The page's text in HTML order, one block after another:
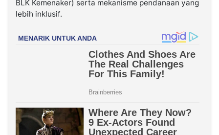
BLK Kemenaker) serta mekanisme pendanaan yang
lebih inklusif.